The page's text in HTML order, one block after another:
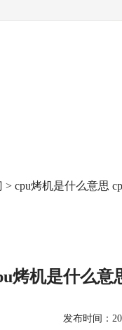
> cpu烤机是什么意思
烤机是什么意
发布时间：